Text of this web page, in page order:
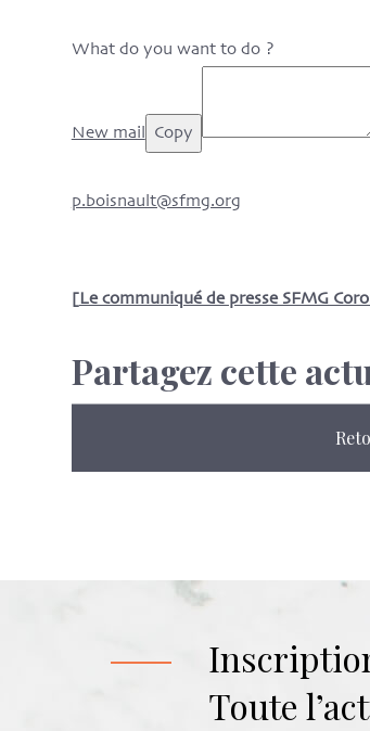
What do you want to do ?
New mail Copy
p.boisnault@sfmg.org
[Le communiqué de presse SFMG
Partagez cette
Toute